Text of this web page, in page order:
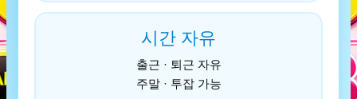
시간 자유
출근 · 퇴근 자유
주말 · 투잡 가능